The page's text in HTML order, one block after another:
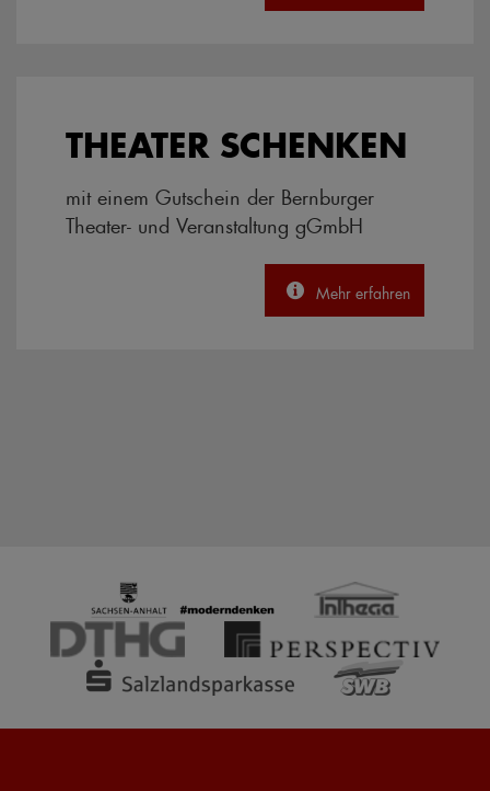
THEATER SCHENKEN
mit einem Gutschein der Bernburger
Theater- und Veranstaltung gGmbH
Mehr erfahren